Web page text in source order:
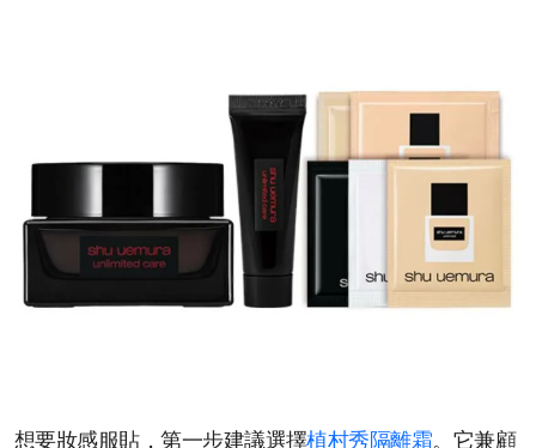
想要妝感服貼，第一步建議選擇植村秀隔離霜。它兼顧